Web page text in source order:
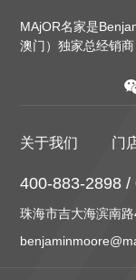
MAjOR名家是
澳门）独家总经销商
关于我们 门
400-883-2898 /
珠海市吉大海滨南